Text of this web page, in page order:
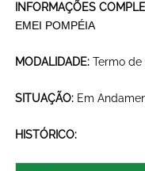
INFORMAÇÕES
EMEI POMPÉIA
MODALIDADE: Termo
SITUAÇÃO: Em
HISTÓRICO: